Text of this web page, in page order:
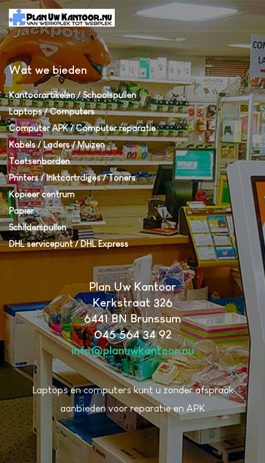
Wat we bieden
Kantoorartikelen / Schoolspullen
Laptops / Computers
Computer APK / Computer reparatie
Kabels / Laders / Muizen
Toetsenborden
Printers / Inktcartrdiges / Toners
Kopieer centrum
Papier
Schilderspullen
DHL servicepunt / DHL Express
Plan Uw Kantoor
Kerkstraat 326
6441 BN Brunssum
045 564 34 92
info@planuwkantoor.nu
Laptops en computers kunt u zonder afspraak
aanbieden voor reparatie en APK